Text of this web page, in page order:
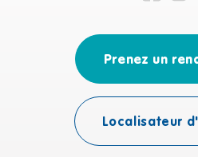
Prenez un
Localisateur